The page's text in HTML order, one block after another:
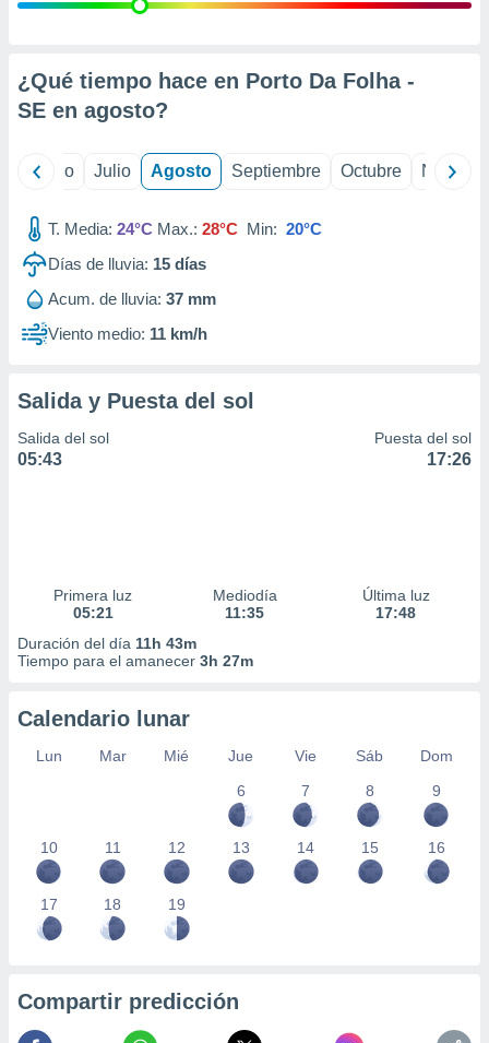
e
mediante
publicidad
de
1199
¿Qué tiempo hace en Porto Da Folha -
SE en agosto?
Junio Julio Agosto Septiembre Octubre
T. Media: 24°C Max.: 28°C Min: 20°C
Días de lluvia: 15 días
Acum. de lluvia: 37 mm
Viento medio: 11 km/h
Salida y Puesta del sol
Salida del sol
05:43
Puesta del sol
17:26
Primera luz
05:21
Mediodía
11:35
Última luz
17:48
Duración del día 11h 43m
Tiempo para el amanecer 3h 27m
Calendario lunar
Lun Mar Mié Jue Vie Sáb
Dom
6
7 8 9
10 11 12 13 14 15 16
17 18 19
Compartir predicción